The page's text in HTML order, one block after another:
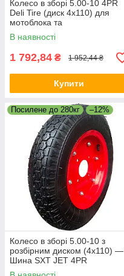
Колесо в зборі 5.00-10 4PR
Deli Tire (диск 4х110) для
мотоблока та
мінісільгосптехніки
В наявності
1 792,84 ₴ 1 952,44 ₴
Купити
Посилене до 280кг –12%
Колесо в зборі 5.00-10 з
розбірним диском (4х110) —
Шина SXT JET 4PR